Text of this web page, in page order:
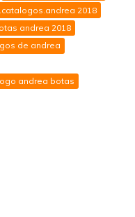
2018
andrea 2018
de andrea
andrea botas